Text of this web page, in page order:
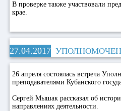
В проверке также участвовали
крае.
27.04.2017
26 апреля состоялась встреча
преподавателями Кубанского
Сергей Мышак рассказал об
направлениях деятельности.